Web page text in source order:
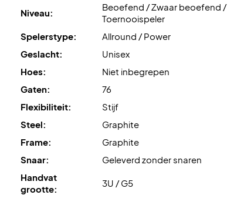
Niveau:
Beoefend / Zwaar beoefend /
Toernooispeler
Spelerstype:
Allround / Power
Geslacht:
Unisex
Hoes:
Niet inbegrepen
Gaten:
76
Flexibiliteit:
Stijf
Steel:
Graphite
Frame:
Graphite
Snaar:
Geleverd zonder snaren
Handvat
grootte:
3U / G5